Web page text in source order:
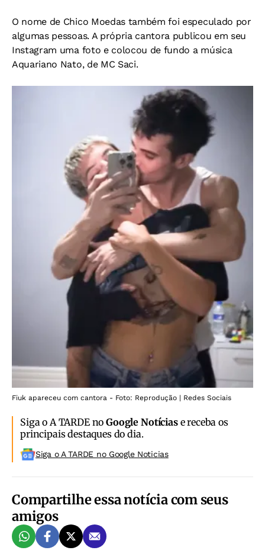
O nome de Chico Moedas também foi especulado por
algumas pessoas. A própria cantora publicou em seu
Instagram uma foto e colocou de fundo a música
Aquariano Nato, de MC Saci.
Fiuk apareceu com cantora - Foto: Reprodução | Redes Sociais
Siga o A TARDE noGoogle Notíciase receba os
principais destaques do dia.
Siga o A TARDE no Google Noticias
Compartilhe essa notícia com seus
amigos